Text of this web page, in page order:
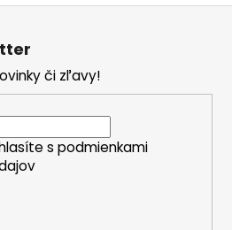
či zľavy!
s podmienkami